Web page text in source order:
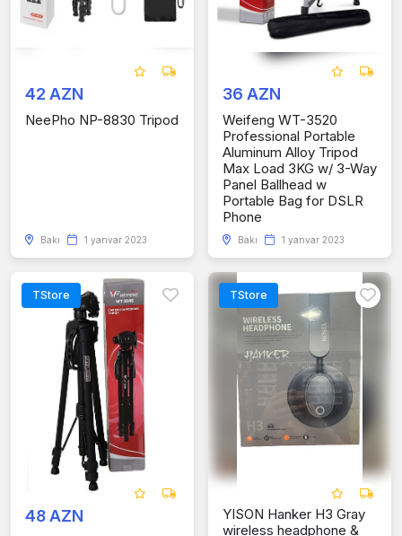
42 AZN
NeePho NP-8830 Tripod
Bakı 1 yanvar 2023
36 AZN
Weifeng WT-3520
Professional Portable
Aluminum Alloy Tripod
Max Load 3KG w/ 3-Way
Panel Ballhead w
Portable Bag for DSLR
Phone
Bakı 1 yanvar 2023
TStore
48 AZN
TStore
YISON Hanker H3 Gray
wireless headphone &